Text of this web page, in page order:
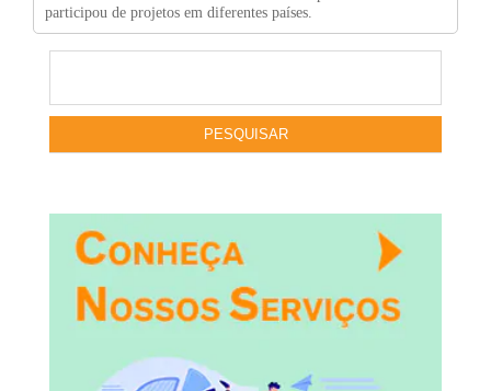
participou de projetos em diferentes países.